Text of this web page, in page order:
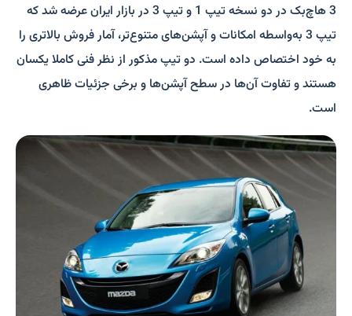
3 هاچ‌بک در دو نسخه تیپ 1 و تیپ 3 در بازار ایران عرضه شد که
تیپ 3 به‌واسطه امکانات و آپشن‌های متنوع‌تر، آمار فروش بالاتری را
به خود اختصاص داده است. دو تیپ مذکور از نظر فنی کاملا یکسان
هستند و تفاوت آن‌ها در سطح آپشن‌ها و برخی جزئیات ظاهری
است.